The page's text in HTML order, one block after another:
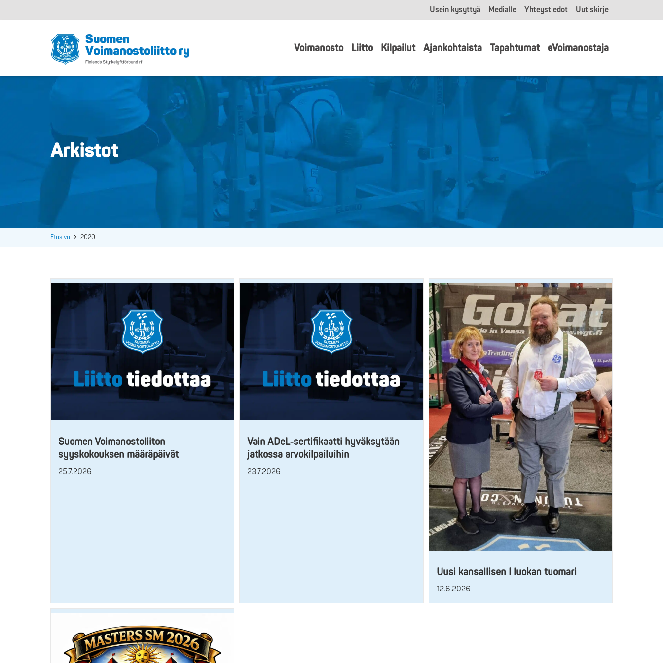
Usein kysyttyä Medialle Yhteystiedot Uutiskirje
Voimanosto Liitto Kilpailut Ajankohtaista Tapahtumat eVoimanostaja
Arkistot
Etusivu 2020
Suomen Voimanostoliiton
syyskokouksen määräpäivät
25.7.2026
Vain ADeL-sertifikaatti hyväksytään
jatkossa arvokilpailuihin
23.7.2026
Uusi kansallisen I luokan tuomari
12.6.2026